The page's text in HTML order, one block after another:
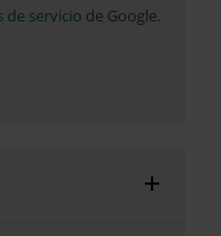
de servicio de Google.